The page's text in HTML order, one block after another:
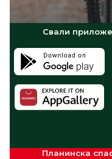
Свали
Планинска